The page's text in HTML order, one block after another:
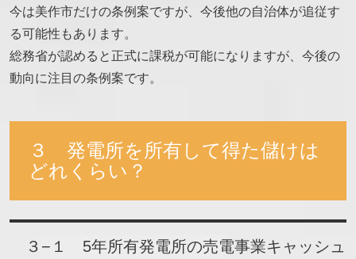
今は美作市だけの条例案ですが、今後他の自治体が追従す
る可能性もあります。
総務省が認めると正式に課税が可能になりますが、今後の
動向に注目の条例案です。
３ 発電所を所有して得た儲けは
どれくらい？
３−１ 5年所有発電所の売電事業キャッシュ